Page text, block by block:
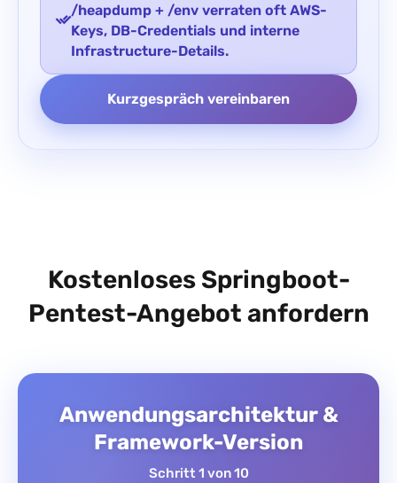
/heapdump + /env verraten oft AWS-
Keys, DB-Credentials und interne
Infrastructure-Details.
Kurzgespräch vereinbaren
Kostenloses Springboot-
Pentest-Angebot anfordern
Anwendungsarchitektur &
Framework-Version
Schritt 1 von 10